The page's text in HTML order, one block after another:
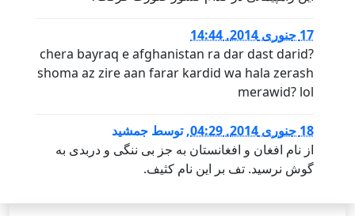
17 جنوری 2014, 14:44
chera bayraq e afghanistan ra dar dast darid?
shoma az zire aan farar kardid wa hala zerash
merawid? lol
18 جنوری 2014, 04:29 ,توسط جمشید
از نام افغان و افغانستان به جز بی ننگی و دربدی به
گوش نرسید. تف بر این نام کثیف.